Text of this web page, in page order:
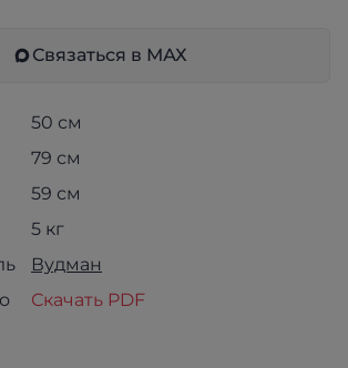
Связаться в МАХ
50 см
79 см
59 см
5 кг
Вудман
Скачать PDF